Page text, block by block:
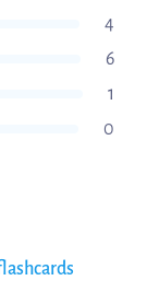
4
6
1
0